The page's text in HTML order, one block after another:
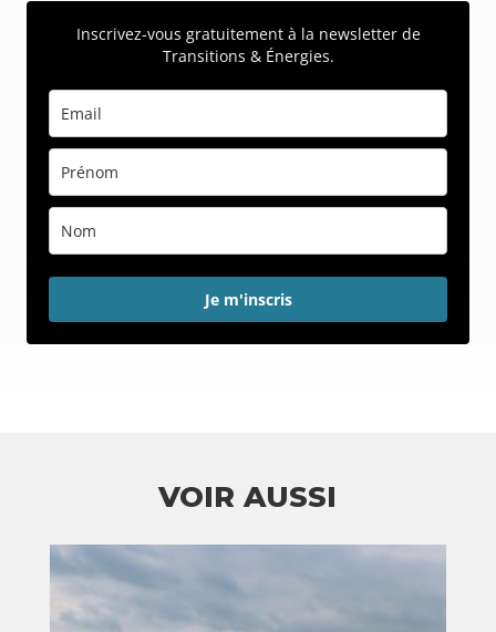
Inscrivez-vous gratuitement à la newsletter de
Transitions & Énergies.
Je m'inscris
VOIR AUSSI